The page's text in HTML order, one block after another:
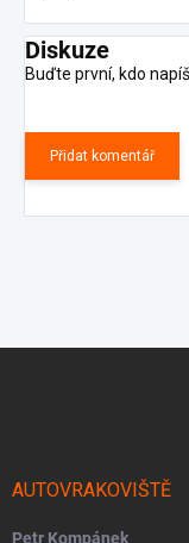
Diskuze
Buďte první, kdo
Přidat komentář
AUTOVRAKOVIŠTĚ
Petr Kompánek